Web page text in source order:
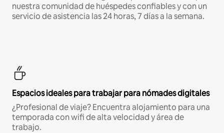
nuestra comunidad de huéspedes confiables y con un
servicio de asistencia las 24 horas, 7 días a la semana.
Espacios ideales para trabajar para nómades digitales
¿Profesional de viaje? Encuentra alojamiento para una
temporada con wifi de alta velocidad y área de
trabajo.